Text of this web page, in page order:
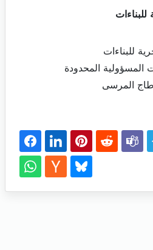
للبناءات
المسؤولية المحدودة
المرسى